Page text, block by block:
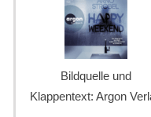
Bildquelle und
Klappentext: Argon